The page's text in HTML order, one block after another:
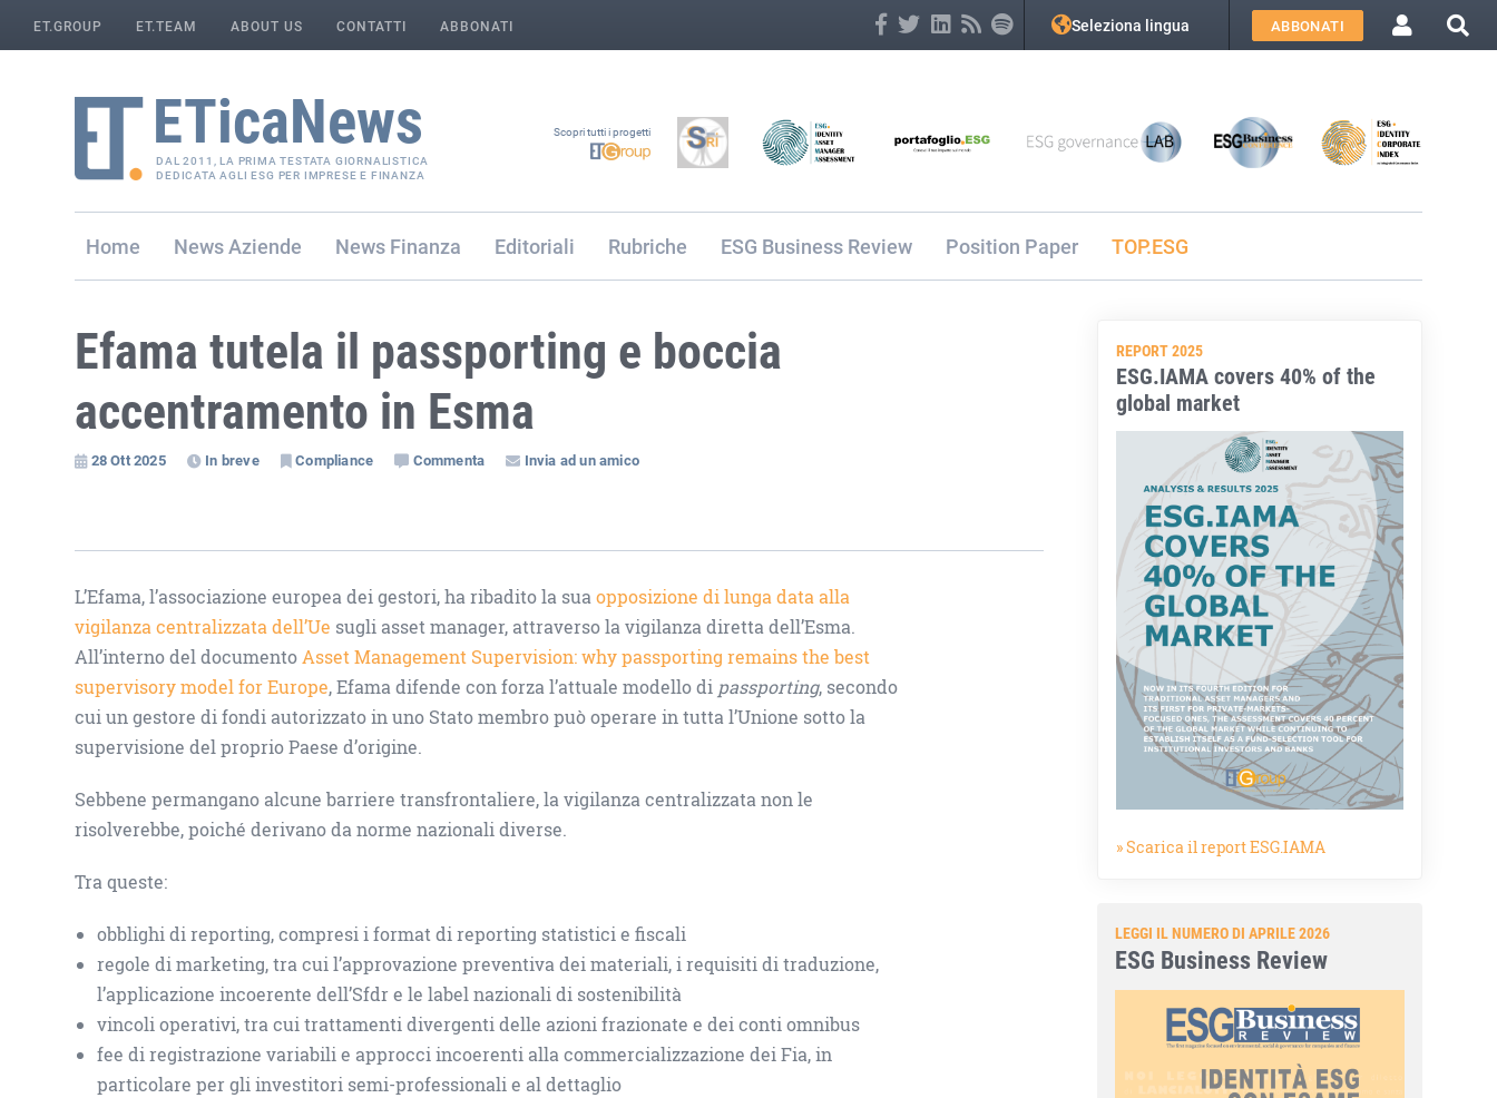
ET.GROUP ET.TEAM ABOUT US CONTATTI ABBONATI Seleziona lingua ABBONATI
DAL 2011, LA PRIMA TESTATA GIORNALISTICA
DEDICATA AGLI ESG PER IMPRESE E FINANZA
Scopri tutti i progetti
Home Aziende Finanza Editoriali Rubriche ESG Business Review Position Paper TOP.ESG
Efama tutela il passporting e boccia
accentramento in Esma
28 Ott 2025 In breve Compliance Commenta Invia ad un amico
L’Efama, l’associazione europea dei gestori, ha ribadito la suaopposizione di lunga data alla
vigilanza centralizzata dell’Ue sugli asset manager, attraverso la vigilanza diretta dell’Esma.
All’interno del documentoAsset Management Supervision: why passporting remains the best
supervisory model for Europe, Efama difende con forza l’attuale modello di passporting, secondo
cui un gestore di fondi autorizzato in uno Stato membro può operare in tutta l’Unione sotto la
supervisione del proprio Paese d’origine.
Sebbene permangano alcune barriere transfrontaliere, la vigilanza centralizzata non le
risolverebbe, poiché derivano da norme nazionali diverse.
Tra queste:
obblighi di reporting, compresi i format di reporting statistici e fiscali
regole di marketing, tra cui l’approvazione preventiva dei materiali, i requisiti di traduzione,
l’applicazione incoerente dell’Sfdr e le label nazionali di sostenibilità
vincoli operativi, tra cui trattamenti divergenti delle azioni frazionate e dei conti omnibus
fee di registrazione variabili e approcci incoerenti alla commercializzazione dei Fia, in
particolare per gli investitori semi-professionali e al dettaglio
REPORT 2025
ESG.IAMA covers 40% of the
global market
» Scarica il report ESG.IAMA
LEGGI IL NUMERO DI APRILE 2026
ESG Business Review